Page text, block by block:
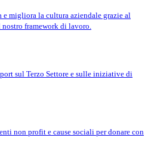
e migliora la cultura aziendale grazie al
framework di lavoro.
sul Terzo Settore e sulle iniziative di
non profit e cause sociali per donare con